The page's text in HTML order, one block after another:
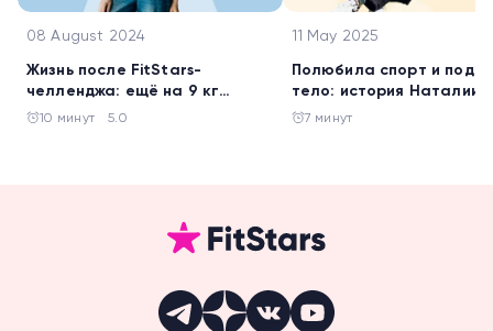
08 August 2024
Жизнь после FitStars-
челленджа: ещё на 9 кг
похудела Галина Жигалова
10 минут 5.0
11 May 2025
Полюбила спорт и
тело: история Наталии
Батаговой
7 минут